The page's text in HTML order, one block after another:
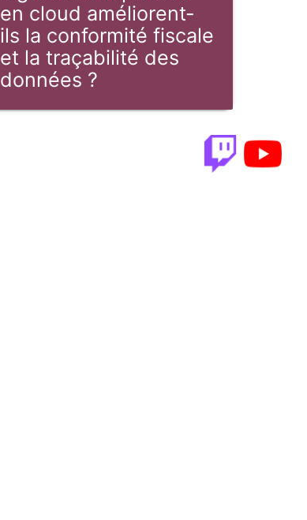
en cloud améliorent-
ils la conformité fiscale
et la traçabilité des
données ?